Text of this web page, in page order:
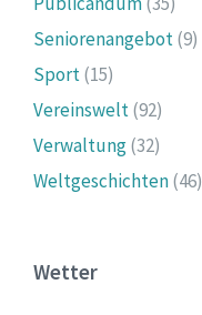
Seniorenangebot(9)
Sport(15)
Vereinswelt(92)
Verwaltung(32)
Weltgeschichten(46)
Wetter